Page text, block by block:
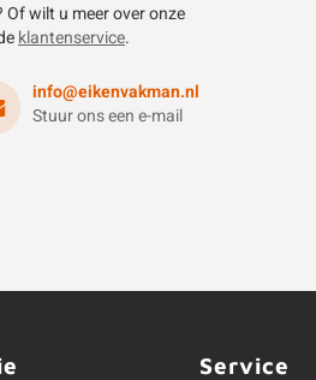
wilt u meer over onze
klantenservice.
info@eikenvakman.nl
Stuur ons een e-mail
Service